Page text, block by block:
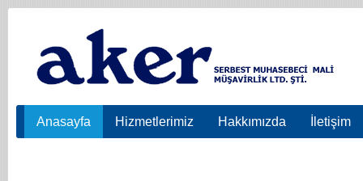
Anasayfa Hizmetlerimiz Hakkımızda İletişim